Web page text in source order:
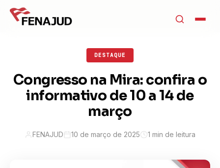
DESTAQUE
Congresso na Mira: confira o
informativo de 10 a 14 de
março
FENAJUD 10 de março de 2025 1 min de leitura